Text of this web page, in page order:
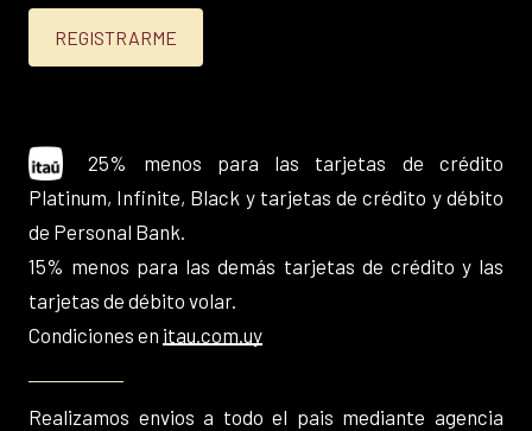
25% menos para las tarjetas de crédito
Platinum, Infinite, Black y tarjetas de crédito y débito
de Personal Bank.
15% menos para las demás tarjetas de crédito y las
tarjetas de débito volar.
Condiciones en itau.com.uy
Realizamos envios a todo el pais mediante agencia